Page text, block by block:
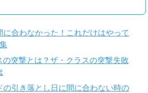
に合わなかった！これだけはやって
の突撃とは？ザ・クラスの突撃失敗
の引き落とし日に間に合わない時の